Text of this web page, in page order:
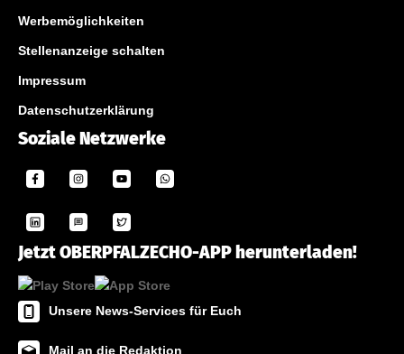
Werbemöglichkeiten
Stellenanzeige schalten
Impressum
Datenschutzerklärung
Soziale Netzwerke
Jetzt OBERPFALZECHO-APP herunterladen!
Unsere News-Services für Euch
Mail an die Redaktion